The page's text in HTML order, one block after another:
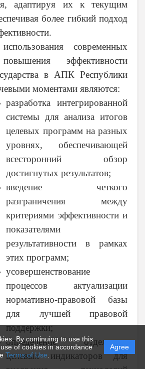
By continuing to use this
of cookies in accordance
Terms of Use
Agree
адаптируя их к текущим
более гибкий подход
современных
эффективности
в АПК Республики
моментами являются:
разработка интегрированной
системы для анализа итогов
целевых программ на разных
уровнях, обеспечивающей
всесторонний обзор
достигнутых результатов;
введение четкого
разграничения между
критериями эффективности и
показателями
результативности в рамках
этих программ;
усовершенствование
процессов актуализации
нормативно-правовой базы
для лучшей правовой
поддержки;
определение отдельных
целевых индикаторов для